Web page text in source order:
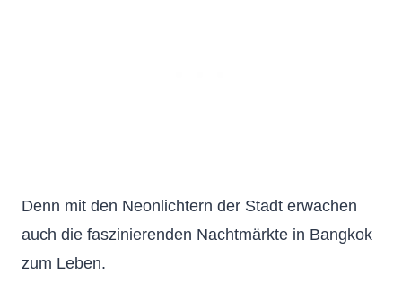
Denn mit den Neonlichtern der Stadt erwachen
auch die faszinierenden Nachtmärkte in Bangkok
zum Leben.